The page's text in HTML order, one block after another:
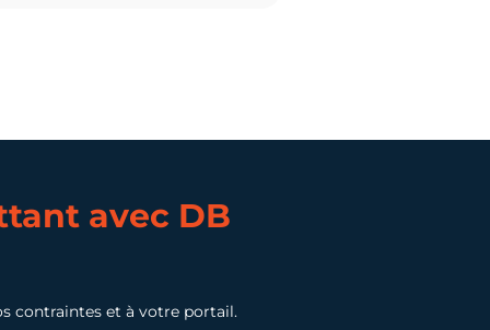
avec DB
contraintes et à votre portail.